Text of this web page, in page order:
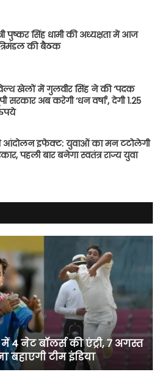
पुष्कर सिंह धामी की अध्यक्षता में आज
की बैठक
खेलों में गुलवीर सिंह ने की ‘पदक
सरकार अब करेगी ‘धन वर्षा’, देगी 1.25
आंदोलन इफेक्ट: युवाओं का मन टटोलेगी
पहली बार बनेगा स्वतंत्र राज्य युवा
नेट बॉलर्स की एंट्री, 7 अगस्त
टीम इंडिया